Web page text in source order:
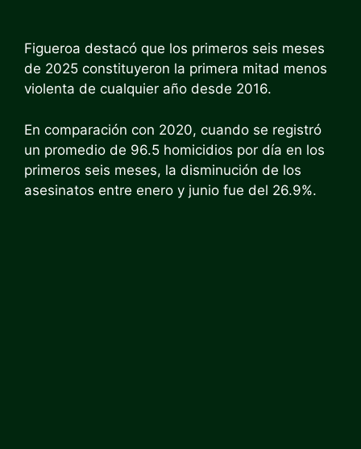
Figueroa destacó que los primeros seis meses
de 2025 constituyeron la primera mitad menos
violenta de cualquier año desde 2016.
En comparación con 2020, cuando se registró
un promedio de 96.5 homicidios por día en los
primeros seis meses, la disminución de los
asesinatos entre enero y junio fue del 26.9%.